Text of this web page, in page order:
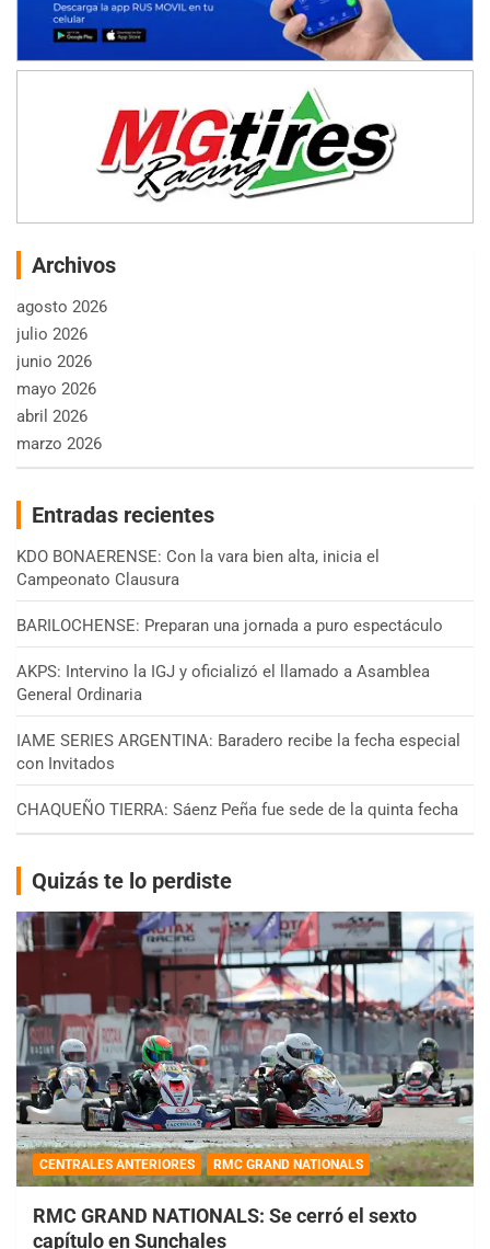
Archivos
agosto 2026
julio 2026
junio 2026
mayo 2026
abril 2026
marzo 2026
Entradas recientes
KDO BONAERENSE: Con la vara bien alta, inicia el
Campeonato Clausura
BARILOCHENSE: Preparan una jornada a puro espectáculo
AKPS: Intervino la IGJ y oficializó el llamado a Asamblea
General Ordinaria
IAME SERIES ARGENTINA: Baradero recibe la fecha especial
con Invitados
CHAQUEÑO TIERRA: Sáenz Peña fue sede de la quinta fecha
Quizás te lo perdiste
CENTRALES ANTERIORES RMC GRAND NATIONALS
RMC GRAND NATIONALS: Se cerró el sexto
capítulo en Sunchales